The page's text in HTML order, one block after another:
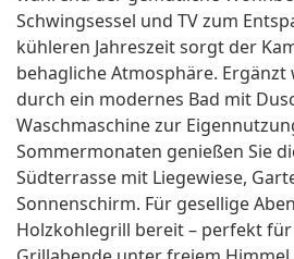
Schwingsessel und TV zum
kühleren Jahreszeit sorgt der
behagliche Atmosphäre. Ergänzt
durch ein modernes Bad mit
Waschmaschine zur
Sommermonaten genießen Sie
Südterrasse mit Liegewiese,
Sonnenschirm. Für gesellige
Holzkohlegrill bereit – perfekt